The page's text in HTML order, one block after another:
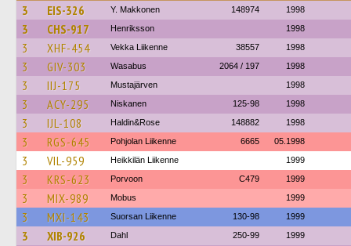
3 EIS-326 Y. Makkonen 148974 1998
3 CHS-917 Henriksson 1998
3 XHF-454 Vekka Liikenne 38557 1998
3 GIV-303 Wasabus 2064 / 197 1998
3 IIJ-175 Mustajärven 1998
3 ACY-295 Niskanen 125-98 1998
3 IJL-108 Haldin&Rose 148882 1998
3 RGS-645 Pohjolan Liikenne 6665 05.1998
3 VIL-959 Heikkilän Liikenne 1999
3 KRS-623 Porvoon C479 1999
3 MIX-989 Mobus 1999
3 MXI-143 Suorsan Liikenne 130-98 1999
3 XIB-926 Dahl 250-99 1999